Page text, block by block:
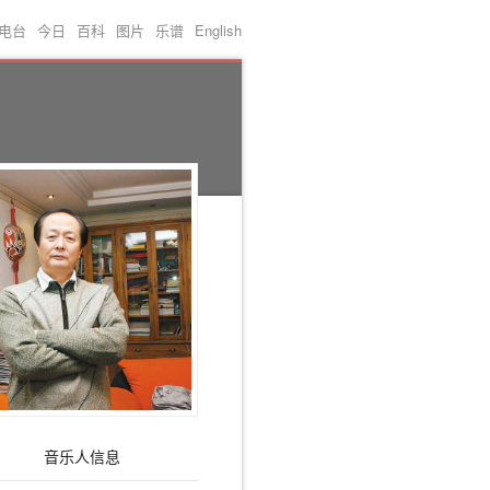
台 今日 百科 图片 乐谱 English
音乐人信息